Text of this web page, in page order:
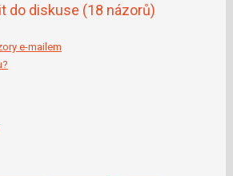
do diskuse (18 názorů)
e-mailem